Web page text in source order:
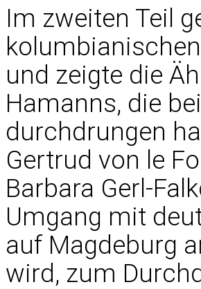
Im zweiten Teil
und zeigte die
Hamanns, die
durchdrungen
Gertrud von le
Barbara Gerl-
Umgang mit
auf Magdeburg
wird, zum